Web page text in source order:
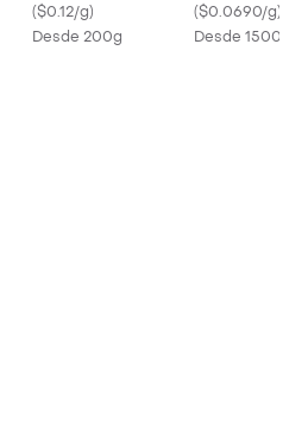
($0.12/g)
Desde 200g
($0.0690/g)
Desde 1500g